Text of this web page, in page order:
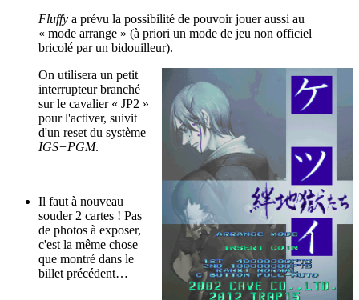
Fluffy a prévu la possibilité de pouvoir jouer aussi au
« mode arrange » (à priori un mode de jeu non officiel
bricolé par un bidouilleur).
On utilisera un petit
interrupteur branché
sur le cavalier « JP2 »
pour l'activer, suivit
d'un reset du système
IGS−PGM.
Il faut à nouveau
souder 2 cartes ! Pas
de photos à exposer,
c'est la même chose
que montré dans le
billet précédent…